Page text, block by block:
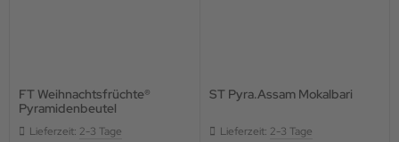
FT Weihnachtsfrüchte®
Pyramidenbeutel
Lieferzeit: 2-3 Tage
ST Pyra.Assam Mokalbari
Lieferzeit: 2-3 Tage